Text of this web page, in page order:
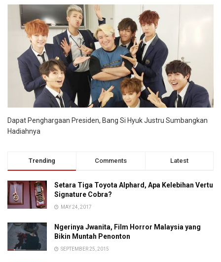
Dapat Penghargaan Presiden, Bang Si Hyuk Justru Sumbangkan
Hadiahnya
Trending Comments Latest
Setara Tiga Toyota Alphard, Apa Kelebihan Vertu
Signature Cobra?
MAY 24, 2017
Ngerinya Jwanita, Film Horror Malaysia yang
Bikin Muntah Penonton
SEPTEMBER 25, 2015